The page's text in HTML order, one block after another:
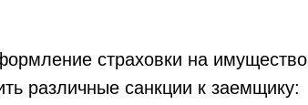
страховки на имущество
различные санкции к заемщику: